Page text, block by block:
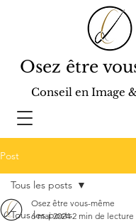
Osez être
Conseil en Image
Post
Tous les posts
Tous les posts
Osez être vous-même
6 mai 2024 2 min de lecture